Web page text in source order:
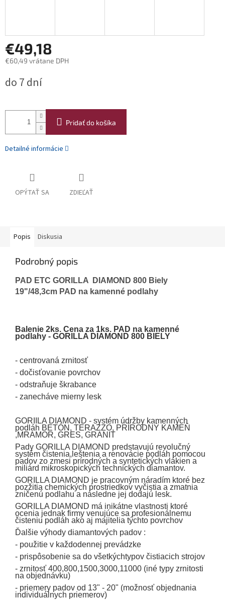
€49,18
€60,49 vrátane DPH
cena:
do 7 dní
Pridať do košíka
Detailné informácie
OPÝTAŤ SA ZDIEĽAŤ
Popis Diskusia
Podrobný popis
PAD ETC GORILLA DIAMOND 800 Biely
19"/48,3cm PAD na kamenné podlahy
Balenie 2ks. Cena za 1ks. PAD na kamenné
podlahy - GORILLA DIAMOND 800 BIELY
- centrovaná zrnitosť
- dočisťovanie povrchov
- odstraňuje škrabance
- zanecháve mierny lesk
GORIILA DIAMOND - systém údržby kamenných
podláh BETÓN, TERAZZO, PRÍRODNÝ KAMEŇ
,MRAMOR, GRES, GRANIT
Pady GORILLA DIAMOND predstavujú revolučný
systém čistenia,leštenia a renovácie podláh pomocou
padov zo zmesi prírodných a syntetických vlákien a
miliárd mikroskopických technických diamantov.
GORILLA DIAMOND je pracovným náradím ktoré bez
pozžitia chemických prostriedkov vyčistia a zmatnia
zničenú podlahu a následne jej dodajú lesk.
GORILLA DIAMOND má inikátne vlastnosti ktoré
ocenia jednak firmy venujúce sa profesionálnemu
čisteniu podláh ako aj majitelia týchto povrchov
Ďalšie výhody diamantových padov :
- použitie v každodennej prevádzke
- prispôsobenie sa do všetkýchtypov čistiacich strojov
- zrnitosť 400,800,1500,3000,11000 (iné typy zrnitosti
na objednávku)
- priemery padov od 13" - 20" (možnosť objednania
individuálnych priemerov)